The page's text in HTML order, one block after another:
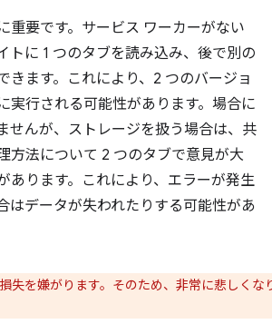
重要です。サービス ワーカーがない
トに 1 つのタブを読み込み、後で別の
きます。これにより、2 つのバージョ
実行される可能性があります。場合に
せんが、ストレージを扱う場合は、共
方法について 2 つのタブで意見が大
あります。これにより、エラーが発生
はデータが失われたりする可能性があ
失を嫌がります。そのため、非常に悲しくな